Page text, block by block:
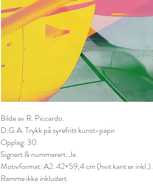
Bilde av R. Piccardo.
D.G.A. Trykk på syrefritt kunst-papir.
Opplag: 30.
Signert & nummerert: Ja.
Motivformat: A2: 42×59,4 cm (hvit kant er inkl.).
Ramme ikke inkludert.